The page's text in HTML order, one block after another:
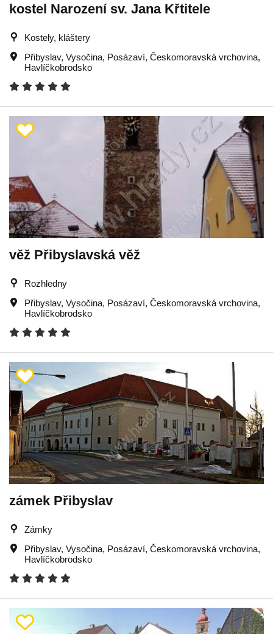
kostel Narození sv. Jana Křtitele
Kostely, kláštery
Přibyslav, Vysočina, Posázaví, Českomoravská vrchovina,
Havlíčkobrodsko
věž Přibyslavská věž
Rozhledny
Přibyslav, Vysočina, Posázaví, Českomoravská vrchovina,
Havlíčkobrodsko
zámek Přibyslav
Zámky
Přibyslav, Vysočina, Posázaví, Českomoravská vrchovina,
Havlíčkobrodsko